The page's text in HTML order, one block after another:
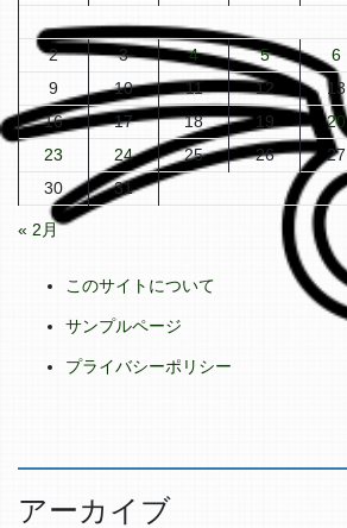
2
3 4 5 6
9
10 11 12 13
16
17 18 19 20
23
24 25 26 27
30
31
« 2月
このサイトについて
サンプルページ
プライバシーポリシー
アーカイブ